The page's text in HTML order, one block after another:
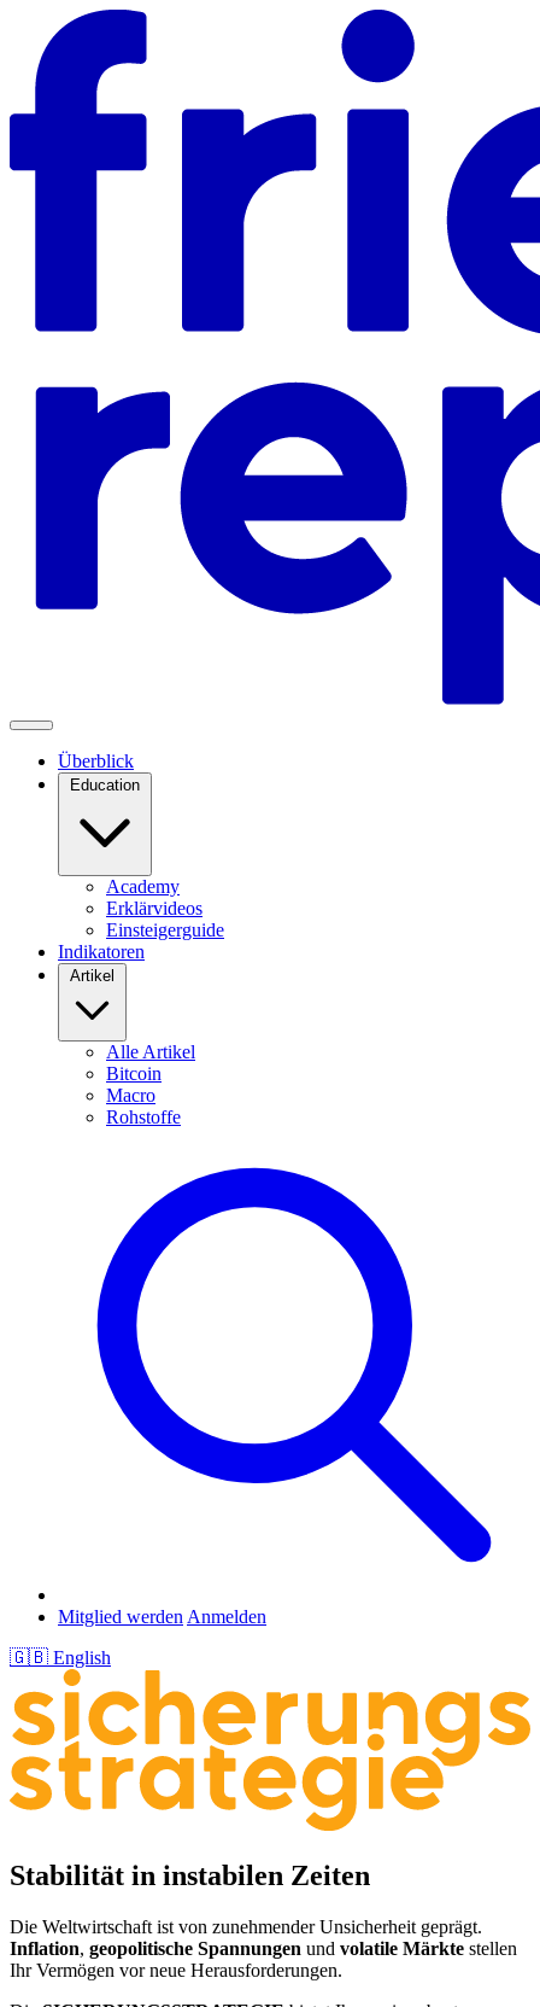
Überblick
Education
Academy
Erklärvideos
Einsteigerguide
Indikatoren
Artikel
Alle Artikel
Bitcoin
Macro
Rohstoffe
Mitglied werden Anmelden
🇬🇧 English
Stabilität in instabilen Zeiten
Die Weltwirtschaft ist von zunehmender Unsicherheit geprägt.
Inflation, geopolitische Spannungen und volatile Märkte stellen
Ihr Vermögen vor neue Herausforderungen.